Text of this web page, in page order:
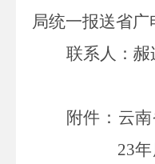
局统一报送省广
联系人：赧
附件：云
23